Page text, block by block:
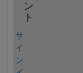
ン
ト
サ
イ
ン